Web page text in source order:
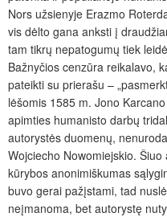
Nors užsienyje Erazmo
vis dėlto gana anksti į
tam tikrų nepatogumų tiek
Bažnyčios cenzūra reikalavo,
pateikti su prierašu –
lėšomis 1585 m. Jono
apimties humanisto darbų
autorystės duomenų,
Wojciecho Nowomiejskio.
kūrybos anonimiškumas
buvo gerai pažįstami, tad
neįmanoma, bet autorystę